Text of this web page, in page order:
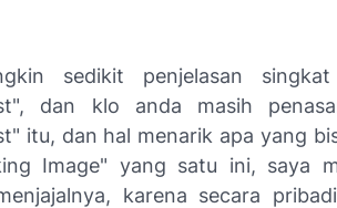
sedikit penjelasan
dan klo anda masih
itu, dan hal menarik apa yang
Image" yang satu ini, saya
karena secara